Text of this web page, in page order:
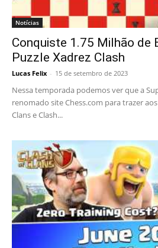
Notícias
Conquiste 1.75 Milhão de
Puzzle Xadrez Clash
Lucas Felix - 15 de setembro de 2023
Nessa temporada podemos ver que a
renomado site Chess.com para trazer
Clans e Clash...